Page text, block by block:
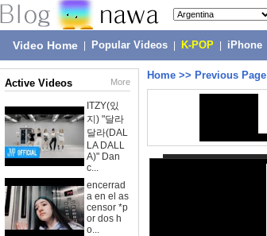
Video Home Popular Videos K-POP iPhone
Active Videos More
ITZY(있
지) "달라
달라(DAL
LA DALL
A)" Dan
c...
encerrad
a en el as
censor *p
or dos h
o...
Home >> Previous Page